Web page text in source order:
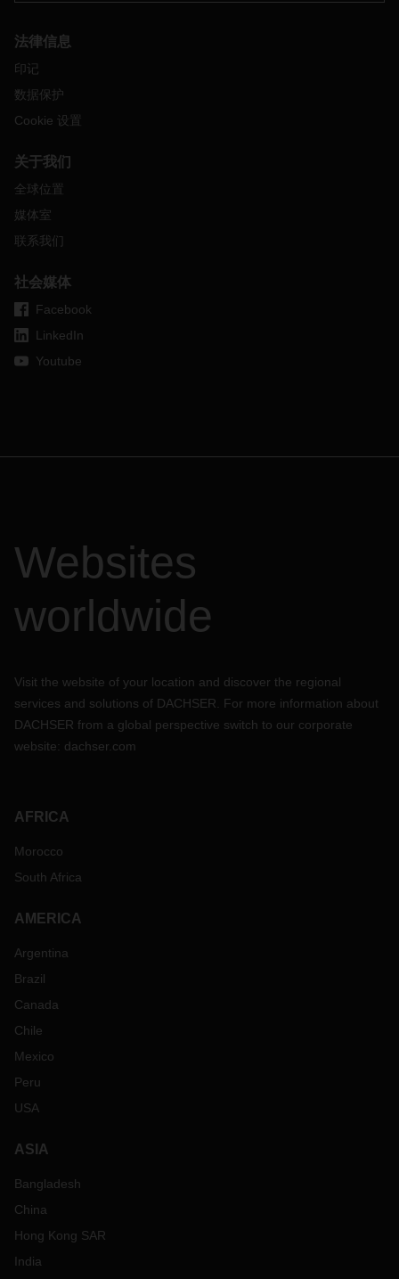
法律信息
印记
数据保护
Cookie 设置
关于我们
全球位置
媒体室
联系我们
社会媒体
Facebook
LinkedIn
Youtube
Websites
worldwide
Visit the website of your location and discover the regional
services and solutions of DACHSER. For more information about
DACHSER from a global perspective switch to our corporate
website: dachser.com
AFRICA
Morocco
South Africa
AMERICA
Argentina
Brazil
Canada
Chile
Mexico
Peru
USA
ASIA
Bangladesh
China
Hong Kong SAR
India